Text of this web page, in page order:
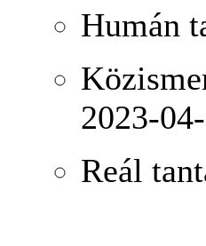
Humán
2023-
Reál